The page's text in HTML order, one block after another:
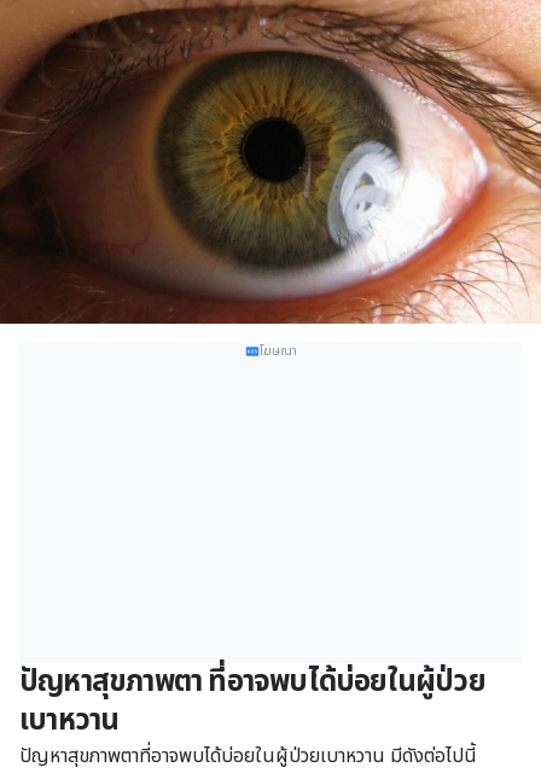
โฆษณา
ปัญหาสุขภาพตา ที่อาจพบได้บ่อยในผู้ป่วย
เบาหวาน
ปัญหาสุขภาพตาที่อาจพบได้บ่อยในผู้ป่วยเบาหวาน มีดังต่อไปนี้